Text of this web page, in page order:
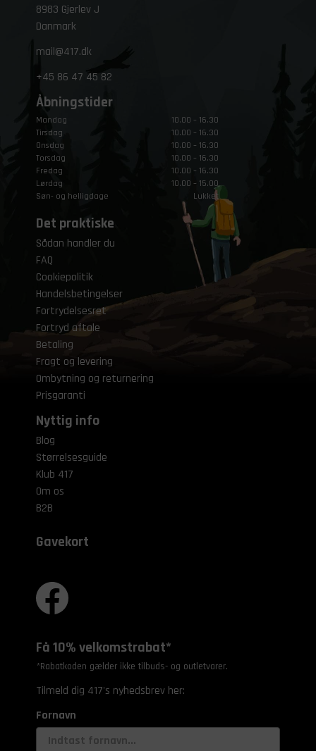
8983 Gjerlev J
Danmark
mail@417.dk
+45 86 47 45 82
Åbningstider
Mandag
10.00 – 16.30
Tirsdag
10.00 – 16.30
Onsdag
10.00 – 16.30
Torsdag
10.00 – 16.30
Fredag
10.00 – 16.30
Lørdag
10.00 – 15.00
Søn- og helligdage
Lukket
Det praktiske
Sådan handler du
FAQ
Cookiepolitik
Handelsbetingelser
Fortrydelsesret
Fortryd aftale
Betaling
Fragt og levering
Ombytning og returnering
Prisgaranti
Nyttig info
Blog
Størrelsesguide
Klub 417
Om os
B2B
Gavekort
Få 10% velkomstrabat*
*Rabatkoden gælder ikke tilbuds- og outletvarer.
Tilmeld dig 417's nyhedsbrev her:
Fornavn